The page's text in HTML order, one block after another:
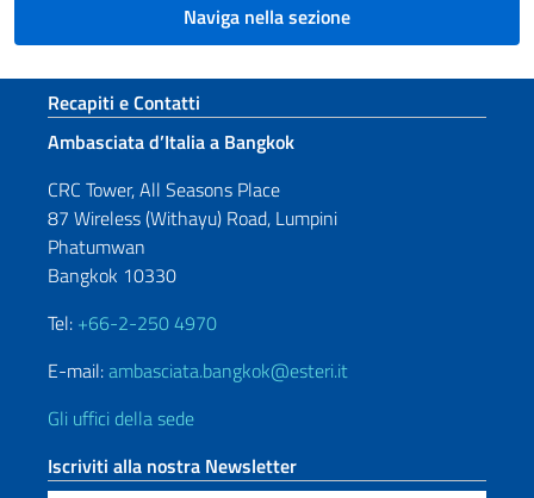
Naviga nella sezione
Sezione footer
Recapiti e Contatti
Ambasciata d’Italia a Bangkok
CRC Tower, All Seasons Place
87 Wireless (Withayu) Road, Lumpini
Phatumwan
Bangkok 10330
Tel: +66-2-250 4970
E-mail:ambasciata.bangkok@esteri.it
Gli uffici della sede
Iscriviti alla nostra Newsletter